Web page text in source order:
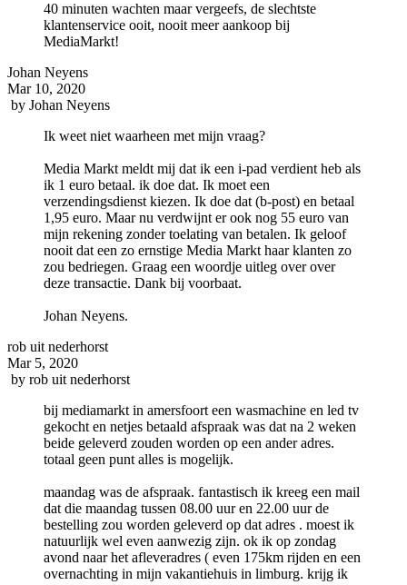
40 minuten wachten maar vergeefs, de slechtste
klantenservice ooit, nooit meer aankoop bij
MediaMarkt!
Johan Neyens
Mar 10, 2020
by Johan Neyens
Ik weet niet waarheen met mijn vraag?
Media Markt meldt mij dat ik een i-pad verdient heb als
ik 1 euro betaal. ik doe dat. Ik moet een
verzendingsdienst kiezen. Ik doe dat (b-post) en betaal
1,95 euro. Maar nu verdwijnt er ook nog 55 euro van
mijn rekening zonder toelating van betalen. Ik geloof
nooit dat een zo ernstige Media Markt haar klanten zo
zou bedriegen. Graag een woordje uitleg over over
deze transactie. Dank bij voorbaat.
Johan Neyens.
rob uit nederhorst
Mar 5, 2020
by rob uit nederhorst
bij mediamarkt in amersfoort een wasmachine en led tv
gekocht en netjes betaald afspraak was dat na 2 weken
beide geleverd zouden worden op een ander adres.
totaal geen punt alles is mogelijk.
maandag was de afspraak. fantastisch ik kreeg een mail
dat die maandag tussen 08.00 uur en 22.00 uur de
bestelling zou worden geleverd op dat adres . moest ik
natuurlijk wel even aanwezig zijn. ok ik op zondag
avond naar het afleveradres ( even 175km rijden en een
overnachting in mijn vakantiehuis in limburg. krijg ik